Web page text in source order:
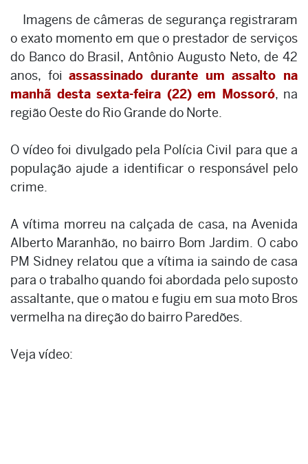
Imagens de câmeras de segurança registraram
o exato momento em que o prestador de serviços
do Banco do Brasil, Antônio Augusto Neto, de 42
anos, foiassassinado durante um assalto na
manhã desta sexta-feira (22) em Mossoró, na
região Oeste do Rio Grande do Norte.
O vídeo foi divulgado pela Polícia Civil para que a
população ajude a identificar o responsável pelo
crime.
A vítima morreu na calçada de casa, na Avenida
Alberto Maranhão, no bairro Bom Jardim. O cabo
PM Sidney relatou que a vítima ia saindo de casa
para o trabalho quando foi abordada pelo suposto
assaltante, que o matou e fugiu em sua moto Bros
vermelha na direção do bairro Paredões.
Veja vídeo: